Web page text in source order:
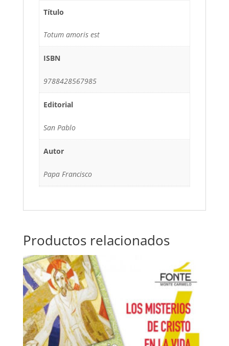
Título
Totum amoris est
ISBN
9788428567985
Editorial
San Pablo
Autor
Papa Francisco
Productos relacionados